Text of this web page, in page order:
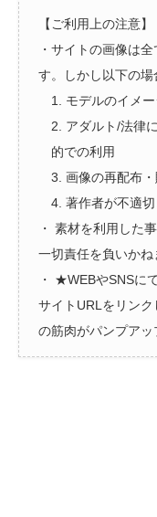
【ご利用上の注意】
・サイトの画像は
す。しかし以下の場
1. モデルのイメ
2. アダルト/法律
的での利用
3. 画像の再配布
4. 著作者が不適
・ 素材を利用した
一切責任を負いかね
・ ★WEBやSNSに
サイトURLをリン
の筋肉がパンプアッ